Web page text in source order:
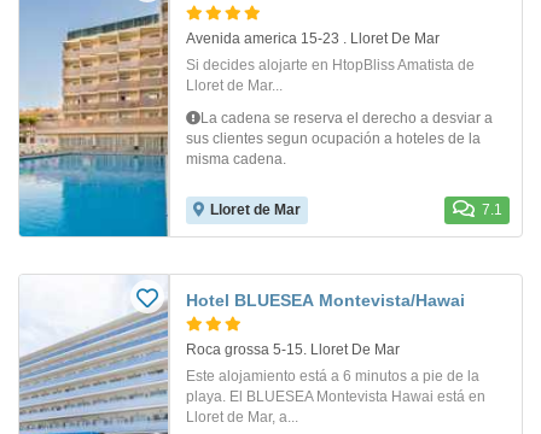
Avenida america 15-23 . Lloret De Mar
Si decides alojarte en HtopBliss Amatista de
Lloret de Mar...
La cadena se reserva el derecho a desviar a
sus clientes segun ocupación a hoteles de la
misma cadena.
Lloret de Mar 7.1
Hotel BLUESEA Montevista/Hawai
Roca grossa 5-15. Lloret De Mar
Este alojamiento está a 6 minutos a pie de la
playa. El BLUESEA Montevista Hawai está en
Lloret de Mar, a...